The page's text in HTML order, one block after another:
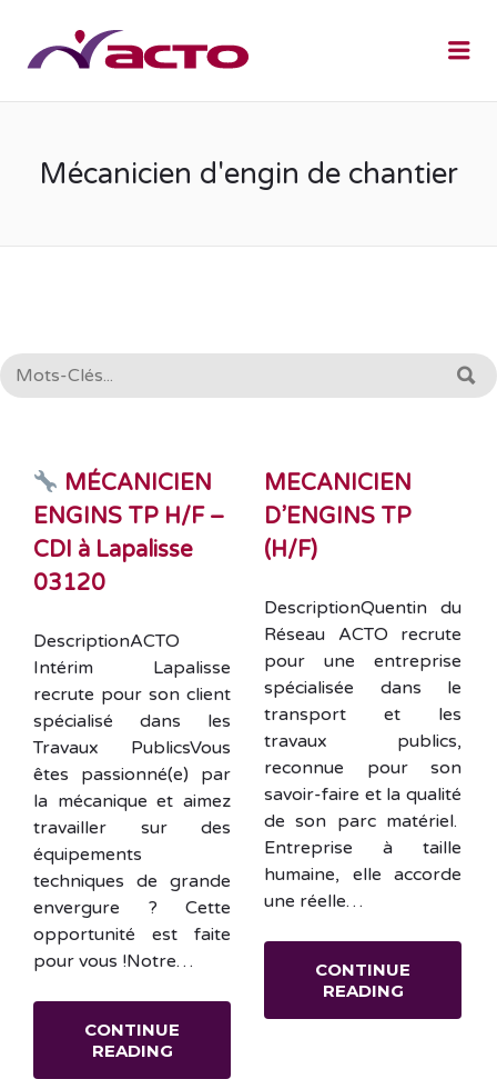
Mécanicien d'engin de chantier
RECHERCHE:
MÉCANICIEN
ENGINS TP H/F –
CDI à Lapalisse
03120
DescriptionACTO
Intérim Lapalisse
recrute pour son client
spécialisé dans les
Travaux PublicsVous
êtes passionné(e) par
la mécanique et aimez
travailler sur des
équipements
techniques de grande
envergure ? Cette
opportunité est faite
pour vous !Notre…
CONTINUE
READING
MECANICIEN
D’ENGINS TP
(H/F)
DescriptionQuentin du
Réseau ACTO recrute
pour une entreprise
spécialisée dans le
transport et les
travaux publics,
reconnue pour son
savoir-faire et la qualité
de son parc matériel.
Entreprise à taille
humaine, elle accorde
une réelle…
CONTINUE
READING